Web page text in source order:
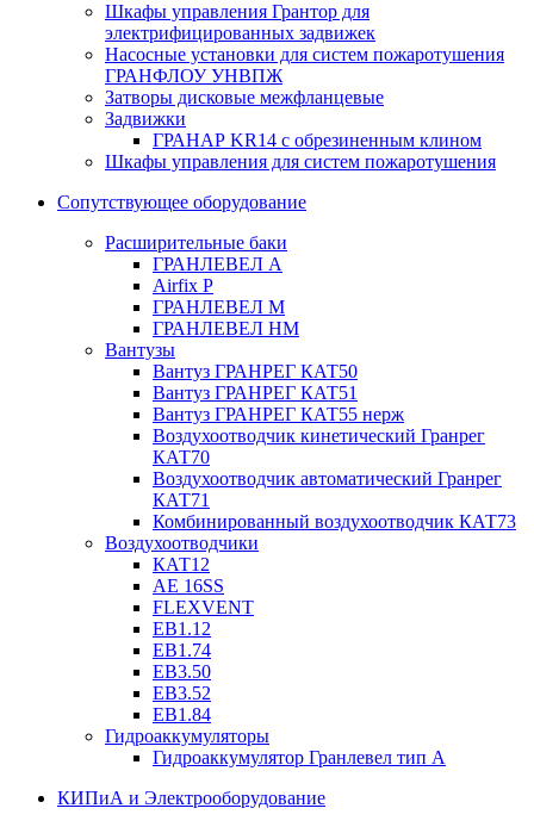
Шкафы управления Грантор для
электрифицированных задвижек
Насосные установки для систем пожаротушения
ГРАНФЛОУ УНВПЖ
Затворы дисковые межфланцевые
Задвижки
ГРАНАР KR14 с обрезиненным клином
Шкафы управления для систем пожаротушения
Сопутствующее оборудование
Расширительные баки
ГРАНЛЕВЕЛ А
Airfix P
ГРАНЛЕВЕЛ М
ГРАНЛЕВЕЛ НМ
Вантузы
Вантуз ГРАНРЕГ КАТ50
Вантуз ГРАНРЕГ КАТ51
Вантуз ГРАНРЕГ КАТ55 нерж
Воздухоотводчик кинетический Гранрег
КАТ70
Воздухоотводчик автоматический Гранрег
КАТ71
Комбинированный воздухоотводчик КАТ73
Воздухоотводчики
КАТ12
AE 16SS
FLEXVENT
EB1.12
EB1.74
EB3.50
EB3.52
EB1.84
Гидроаккумуляторы
Гидроаккумулятор Гранлевел тип А
КИПиА и Электрооборудование